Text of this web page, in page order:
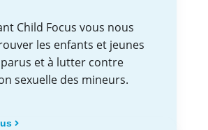
Child Focus vous nous
les enfants et jeunes
et à lutter contre
sexuelle des mineurs.